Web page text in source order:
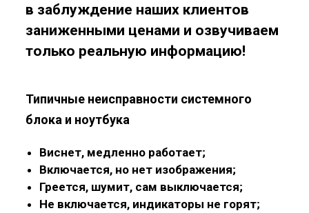
в заблуждение наших клиентов
заниженными ценами и озвучиваем
только реальную информацию!
Типичные неисправности системного
блока и ноутбука
Виснет, медленно работает;
Включается, но нет изображения;
Греется, шумит, сам выключается;
Не включается, индикаторы не горят;